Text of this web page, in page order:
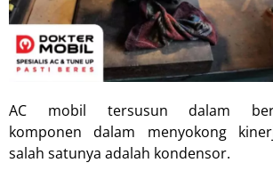
AC mobil tersusun dalam
komponen dalam menyokong
salah satunya adalah kondensor.